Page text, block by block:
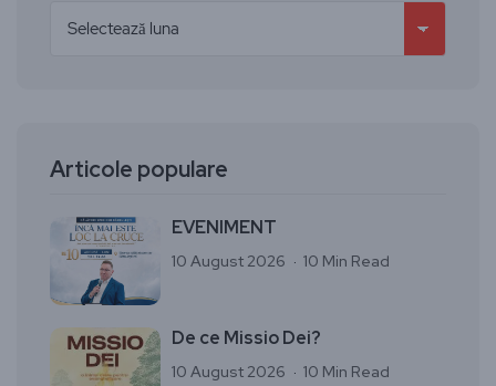
Articole populare
EVENIMENT
10 August 2026 10 Min Read
De ce Missio Dei?
10 August 2026 10 Min Read